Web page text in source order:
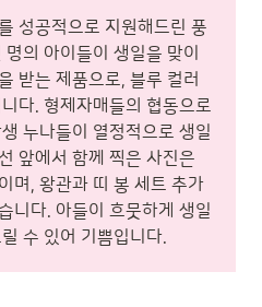
성공적으로 지원해드린 풍
의 아이들이 생일을 맞이
받는 제품으로, 블루 컬러
다. 형제자매들의 협동으로
누나들이 열정적으로 생일
앞에서 함께 찍은 사진은
며, 왕관과 띠 봉 세트 추가
니다. 아들이 흐뭇하게 생일
수 있어 기쁨입니다.